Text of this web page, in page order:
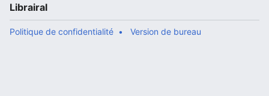
Librairal
Politique de confidentialité Version de bureau